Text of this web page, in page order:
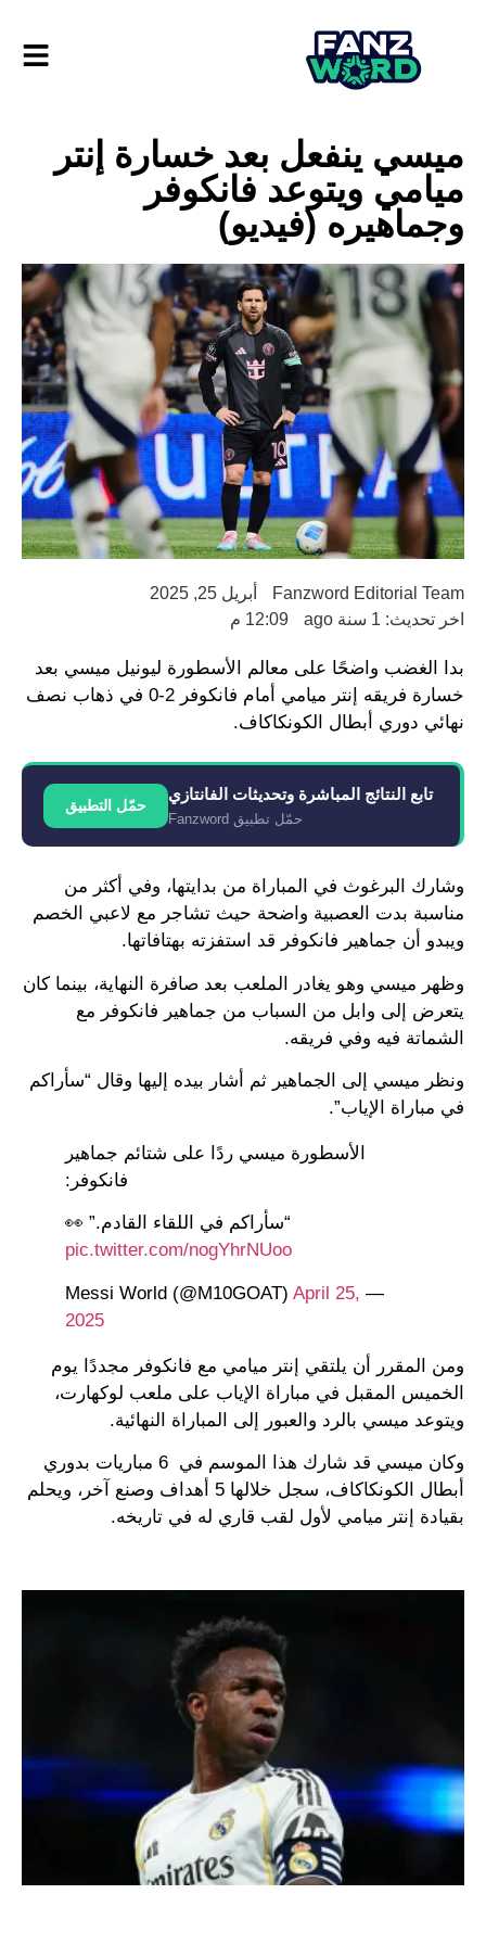
ميسي ينفعل بعد خسارة إنتر
ميامي ويتوعد فانكوفر
وجماهيره (فيديو)
Fanzword Editorial Team
أبريل 25, 2025
اخر تحديث: 1 سنة ago
12:09 م
بدا الغضب واضحًا على معالم الأسطورة ليونيل ميسي بعد
خسارة فريقه إنتر ميامي أمام فانكوفر 2-0 في ذهاب نصف
نهائي دوري أبطال الكونكاكاف.
تابع النتائج المباشرة وتحديثات الفانتازي
حمّل تطبيق Fanzword
حمّل التطبيق
وشارك البرغوث في المباراة من بدايتها، وفي أكثر من
مناسبة بدت العصبية واضحة حيث تشاجر مع لاعبي الخصم
ويبدو أن جماهير فانكوفر قد استفزته بهتافاتها.
وظهر ميسي وهو يغادر الملعب بعد صافرة النهاية، بينما كان
يتعرض إلى وابل من السباب من جماهير فانكوفر مع
الشماتة فيه وفي فريقه.
ونظر ميسي إلى الجماهير ثم أشار بيده إليها وقال “سأراكم
في مباراة الإياب”.
الأسطورة ميسي ردًا على شتائم جماهير
فانكوفر:
“سأراكم في اللقاء القادم.” 👀
pic.twitter.com/nogYhrNUoo
— Messi World (@M10GOAT)
April 25,
2025
ومن المقرر أن يلتقي إنتر ميامي مع فانكوفر مجددًا يوم
الخميس المقبل في مباراة الإياب على ملعب لوكهارت،
ويتوعد ميسي بالرد والعبور إلى المباراة النهائية.
وكان ميسي قد شارك هذا الموسم في 6 مباريات بدوري
أبطال الكونكاكاف، سجل خلالها 5 أهداف وصنع آخر، ويحلم
بقيادة إنتر ميامي لأول لقب قاري له في تاريخه.